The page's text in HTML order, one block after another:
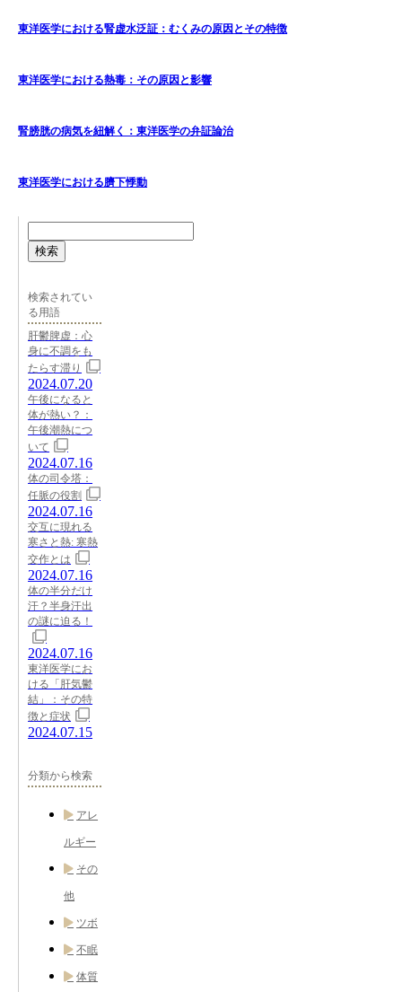
東洋医学における腎虚水泛証：むくみの原因とその特徴
東洋医学における熱毒：その原因と影響
腎膀胱の病気を紐解く：東洋医学の弁証論治
東洋医学における臍下悸動
検索
検索されてい
る用語
肝鬱脾虚：心
身に不調をも
たらす滞り
2024.07.20
午後になると
体が熱い？：
午後潮熱につ
いて
2024.07.16
体の司令塔：
任脈の役割
2024.07.16
交互に現れる
寒さと熱: 寒熱
交作とは
2024.07.16
体の半分だけ
汗？半身汗出
の謎に迫る！
2024.07.16
東洋医学にお
ける「肝気鬱
結」：その特
徴と症状
2024.07.15
分類から検索
アレ
ルギー
その
他
ツボ
不眠
体質